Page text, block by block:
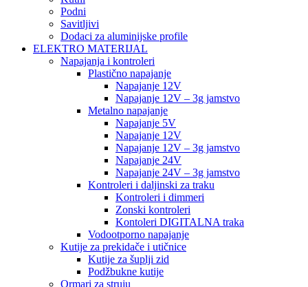
Podni
Savitljivi
Dodaci za aluminijske profile
ELEKTRO MATERIJAL
Napajanja i kontroleri
Plastično napajanje
Napajanje 12V
Napajanje 12V – 3g jamstvo
Metalno napajanje
Napajanje 5V
Napajanje 12V
Napajanje 12V – 3g jamstvo
Napajanje 24V
Napajanje 24V – 3g jamstvo
Kontroleri i daljinski za traku
Kontroleri i dimmeri
Zonski kontroleri
Kontoleri DIGITALNA traka
Vodootporno napajanje
Kutije za prekidače i utičnice
Kutije za šuplji zid
Podžbukne kutije
Ormari za struju